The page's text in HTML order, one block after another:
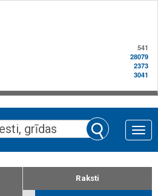
541
28079
2373
3041
Toggle
Raksti